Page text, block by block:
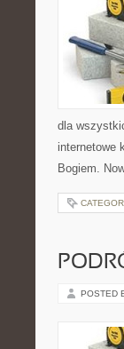
dla
internetowe
Bogiem.
POSTED